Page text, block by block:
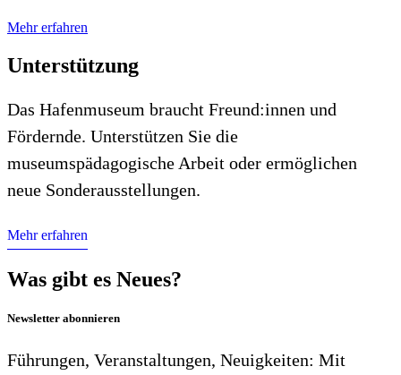
Mehr erfahren
Unterstützung
Das Hafenmuseum braucht Freund:innen und
Fördernde. Unterstützen Sie die
museumspädagogische Arbeit oder ermöglichen
neue Sonderausstellungen.
Mehr erfahren
Was gibt es Neues?
Newsletter abonnieren
Führungen, Veranstaltungen, Neuigkeiten: Mit